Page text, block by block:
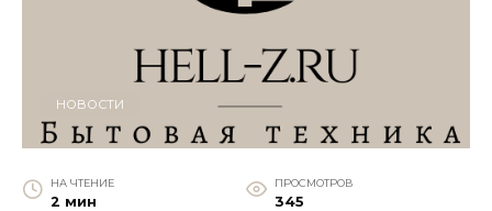
НОВОСТИ
НА ЧТЕНИЕ
2 мин
ПРОСМОТРОВ
345